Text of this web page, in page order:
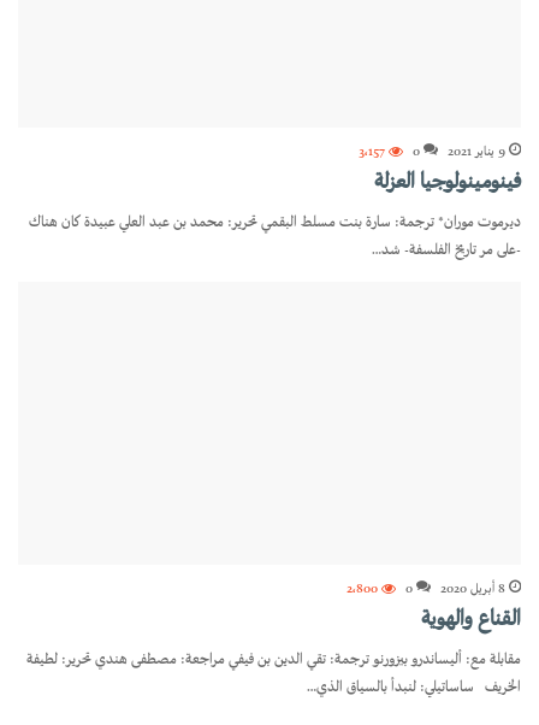
9 يناير 2021 0 3٬157
فينومينولوجيا العزلة
ديرموت موران* ترجمة: سارة بنت مسلط البقمي تحرير: محمد بن عبد العلي عبيدة كان هناك
-على مر تاريخ الفلسفة- شد…
8 أبريل 2020 0 2٬800
القناع والهوية
مقابلة مع: أليساندرو بيزورنو ترجمة: تقي الدين بن فيفي مراجعة: مصطفى هندي تحرير: لطيفة
الخريف ساساتيلي: لنبدأ بالسياق الذي…